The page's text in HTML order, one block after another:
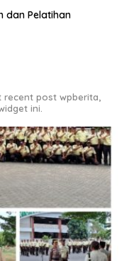
dan Pelatihan
recent post wpberita,
ini.